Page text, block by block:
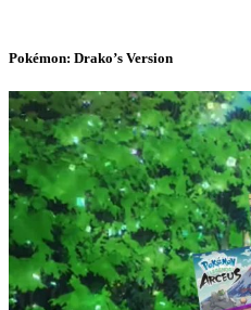
Pokémon: Drako’s Version